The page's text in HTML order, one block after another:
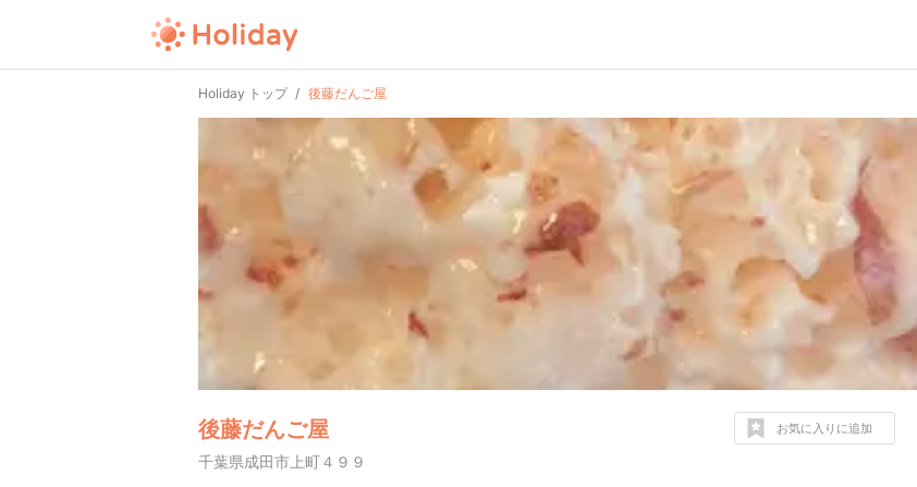
Holiday トップ 後藤だんご屋
後藤だんご屋
千葉県成田市上町４９９
お気に入りに追加